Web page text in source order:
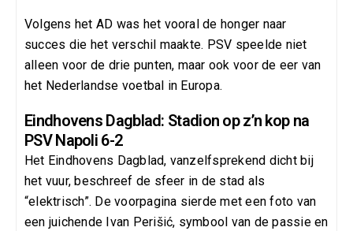
Volgens het AD was het vooral de honger naar
succes die het verschil maakte. PSV speelde niet
alleen voor de drie punten, maar ook voor de eer van
het Nederlandse voetbal in Europa.
Eindhovens Dagblad: Stadion op z’n kop na
PSV Napoli 6-2
Het Eindhovens Dagblad, vanzelfsprekend dicht bij
het vuur, beschreef de sfeer in de stad als
“elektrisch”. De voorpagina sierde met een foto van
een juichende Ivan Perišić, symbool van de passie en